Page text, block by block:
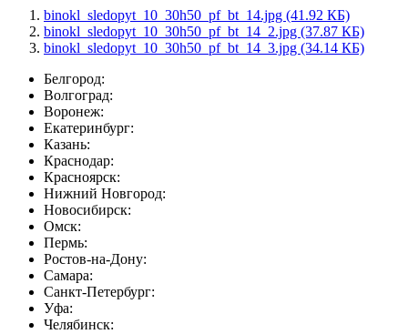
binokl_sledopyt_10_30h50_pf_bt_14.jpg (41.92 КБ)
binokl_sledopyt_10_30h50_pf_bt_14_2.jpg (37.87 КБ)
binokl_sledopyt_10_30h50_pf_bt_14_3.jpg (34.14 КБ)
Белгород:
Волгоград:
Воронеж:
Екатеринбург:
Казань:
Краснодар:
Красноярск:
Нижний Новгород:
Новосибирск:
Омск:
Пермь:
Ростов-на-Дону:
Самара:
Санкт-Петербург:
Уфа:
Челябинск: